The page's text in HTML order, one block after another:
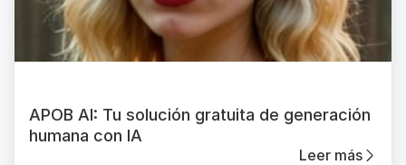
APOB AI: Tu solución gratuita de generación
humana con IA
Leer más